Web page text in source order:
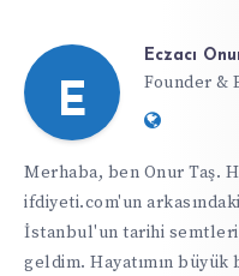
E
Eczacı
Founder &
Website:
Merhaba, ben Onur Taş.
ifdiyeti.com'un
İstanbul'un tarihi
geldim. Hayatımın büyük